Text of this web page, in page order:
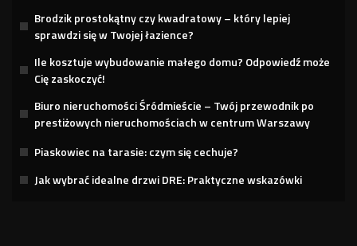
Brodzik prostokątny czy kwadratowy – który lepiej
sprawdzi się w Twojej łazience?
Ile kosztuje wybudowanie małego domu? Odpowiedź może
Cię zaskoczyć!
Biuro nieruchomości Śródmieście – Twój przewodnik po
prestiżowych nieruchomościach w centrum Warszawy
Piaskowiec na tarasie: czym się cechuje?
Jak wybrać idealne drzwi DRE: Praktyczne wskazówki